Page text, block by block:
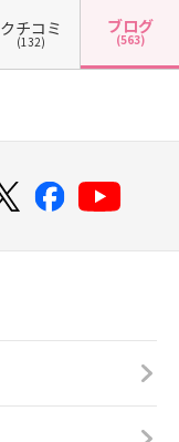
クチコミ
(132)
ブログ
(563)